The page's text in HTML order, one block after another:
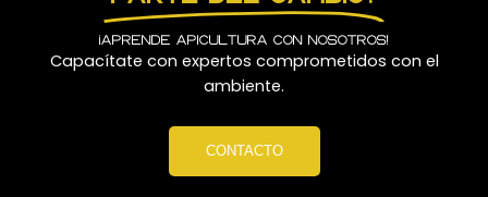
¡Aprende apicultura con nosotros!
Capacítate con expertos comprometidos con el
ambiente.
CONTACTO